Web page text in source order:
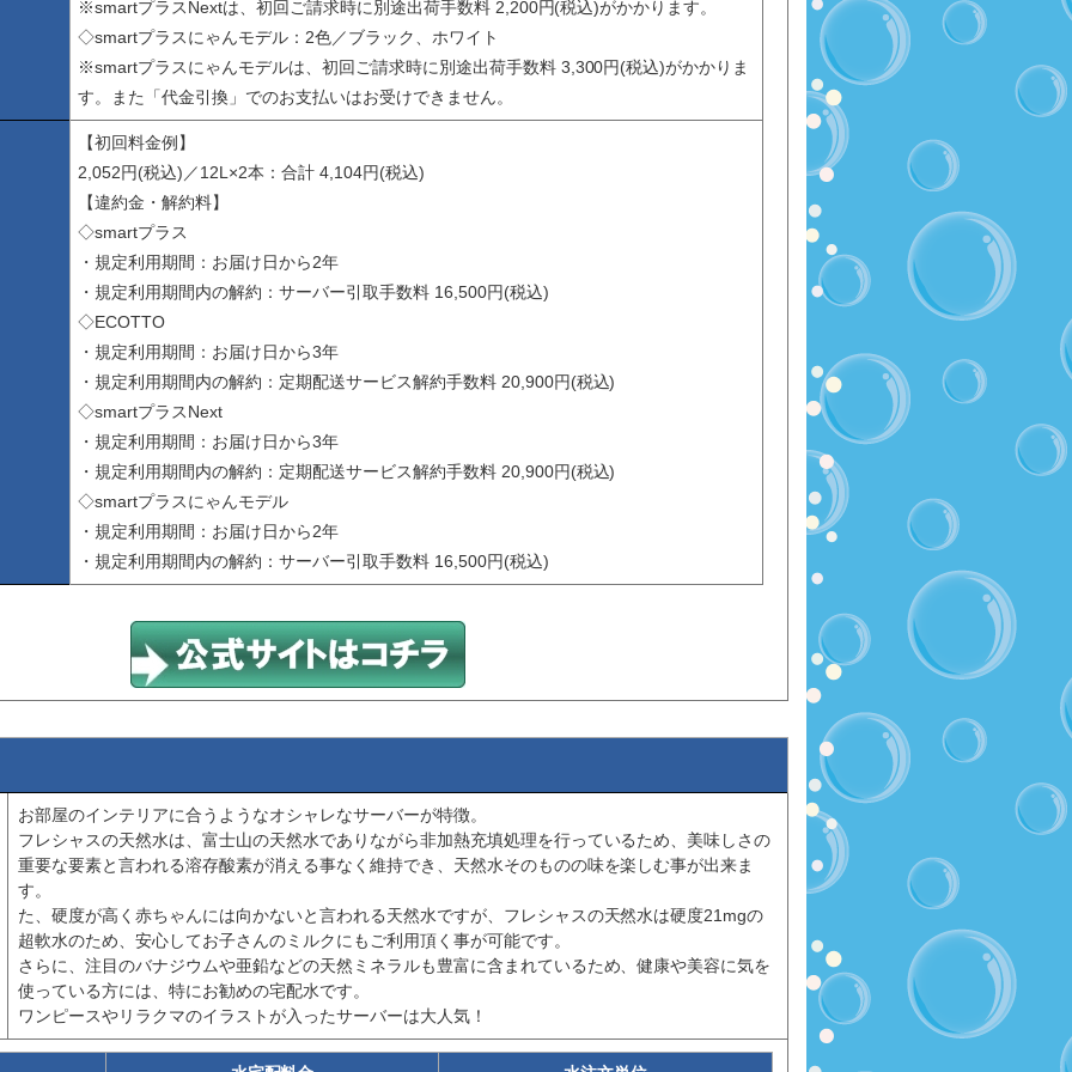
※smartプラスNextは、初回ご請求時に別途出荷手数料 2,200円(税込)がかかります。
◇smartプラスにゃんモデル：2色／ブラック、ホワイト
※smartプラスにゃんモデルは、初回ご請求時に別途出荷手数料 3,300円(税込)がかかりま
す。また「代金引換」でのお支払いはお受けできません。
【初回料金例】
2,052円(税込)／12L×2本：合計 4,104円(税込)
【違約金・解約料】
◇smartプラス
・規定利用期間：お届け日から2年
・規定利用期間内の解約：サーバー引取手数料 16,500円(税込)
◇ECOTTO
・規定利用期間：お届け日から3年
・規定利用期間内の解約：定期配送サービス解約手数料 20,900円(税込)
◇smartプラスNext
・規定利用期間：お届け日から3年
・規定利用期間内の解約：定期配送サービス解約手数料 20,900円(税込)
◇smartプラスにゃんモデル
・規定利用期間：お届け日から2年
・規定利用期間内の解約：サーバー引取手数料 16,500円(税込)
お部屋のインテリアに合うようなオシャレなサーバーが特徴。
フレシャスの天然水は、富士山の天然水でありながら非加熱充填処理を行っているため、美味しさの
重要な要素と言われる溶存酸素が消える事なく維持でき、天然水そのものの味を楽しむ事が出来ま
す。
た、硬度が高く赤ちゃんには向かないと言われる天然水ですが、フレシャスの天然水は硬度21mgの
超軟水のため、安心してお子さんのミルクにもご利用頂く事が可能です。
さらに、注目のバナジウムや亜鉛などの天然ミネラルも豊富に含まれているため、健康や美容に気を
使っている方には、特にお勧めの宅配水です。
ワンピースやリラクマのイラストが入ったサーバーは大人気！